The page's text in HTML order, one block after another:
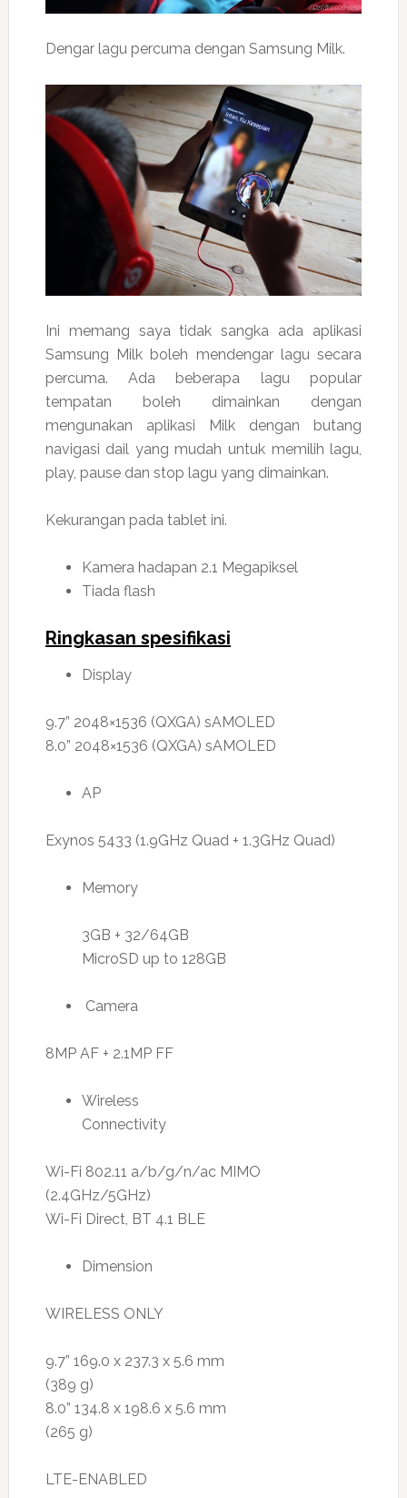
Dengar lagu percuma dengan Samsung Milk.
Ini memang saya tidak sangka ada aplikasi
Samsung Milk boleh mendengar lagu secara
percuma. Ada beberapa lagu popular
tempatan boleh dimainkan dengan
mengunakan aplikasi Milk dengan butang
navigasi dail yang mudah untuk memilih lagu,
play, pause dan stop lagu yang dimainkan.
Kekurangan pada tablet ini.
Kamera hadapan 2.1 Megapiksel
Tiada flash
Ringkasan spesifikasi
Display
9.7” 2048×1536 (QXGA) sAMOLED
8.0” 2048×1536 (QXGA) sAMOLED
AP
Exynos 5433 (1.9GHz Quad + 1.3GHz Quad)
Memory
3GB + 32/64GB
MicroSD up to 128GB
Camera
8MP AF + 2.1MP FF
Wireless
Connectivity
Wi-Fi 802.11 a/b/g/n/ac MIMO
(2.4GHz/5GHz)
Wi-Fi Direct, BT 4.1 BLE
Dimension
WIRELESS ONLY
9.7” 169.0 x 237.3 x 5.6 mm
(389 g)
8.0” 134.8 x 198.6 x 5.6 mm
(265 g)
LTE-ENABLED